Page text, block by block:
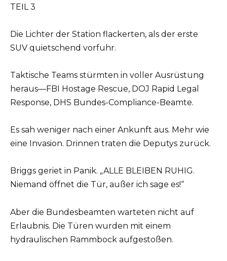
TEIL 3
Die Lichter der Station flackerten, als der erste
SUV quietschend vorfuhr.
Taktische Teams stürmten in voller Ausrüstung
heraus—FBI Hostage Rescue, DOJ Rapid Legal
Response, DHS Bundes-Compliance-Beamte.
Es sah weniger nach einer Ankunft aus. Mehr wie
eine Invasion. Drinnen traten die Deputys zurück.
Briggs geriet in Panik. „ALLE BLEIBEN RUHIG.
Niemand öffnet die Tür, außer ich sage es!“
Aber die Bundesbeamten warteten nicht auf
Erlaubnis. Die Türen wurden mit einem
hydraulischen Rammbock aufgestoßen.